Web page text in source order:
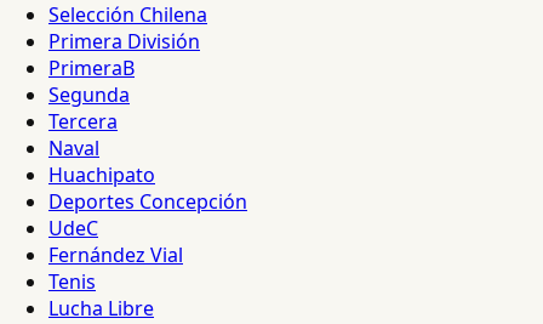
Selección Chilena
Primera División
PrimeraB
Segunda
Tercera
Naval
Huachipato
Deportes Concepción
UdeC
Fernández Vial
Tenis
Lucha Libre